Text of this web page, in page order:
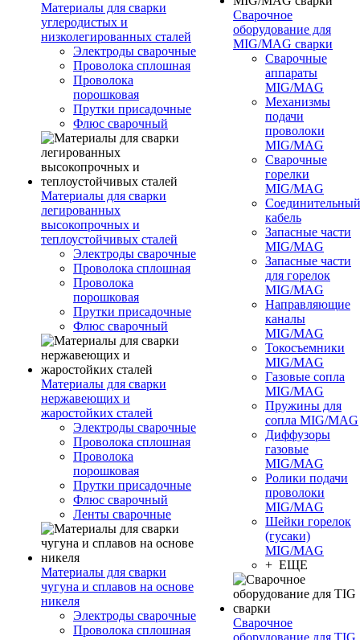
Материалы для сварки
углеродистых и
низколегированных сталей
Электроды сварочные
Проволока сплошная
Проволока
порошковая
Прутки присадочные
Флюс сварочный
Материалы для сварки
легированных
высокопрочных и
теплоустойчивых сталей
Электроды сварочные
Проволока сплошная
Проволока
порошковая
Прутки присадочные
Флюс сварочный
Материалы для сварки
нержавеющих и
жаростойких сталей
Электроды сварочные
Проволока сплошная
Проволока
порошковая
Прутки присадочные
Флюс сварочный
Ленты сварочные
Материалы для сварки
чугуна и сплавов на основе
никеля
Электроды сварочные
Проволока сплошная
Сварочное
оборудование для
MIG/MAG сварки
Сварочные
аппараты
MIG/MAG
Механизмы
подачи
проволоки
MIG/MAG
Сварочные
горелки
MIG/MAG
Соединительный
кабель
Запасные части
MIG/MAG
Запасные части
для горелок
MIG/MAG
Направляющие
каналы
MIG/MAG
Токосъемники
MIG/MAG
Газовые сопла
MIG/MAG
Пружины для
сопла MIG/MAG
Диффузоры
газовые
MIG/MAG
Ролики подачи
проволоки
MIG/MAG
Шейки горелок
(гусаки)
MIG/MAG
+ ЕЩЕ
Сварочное
оборудование для TIG